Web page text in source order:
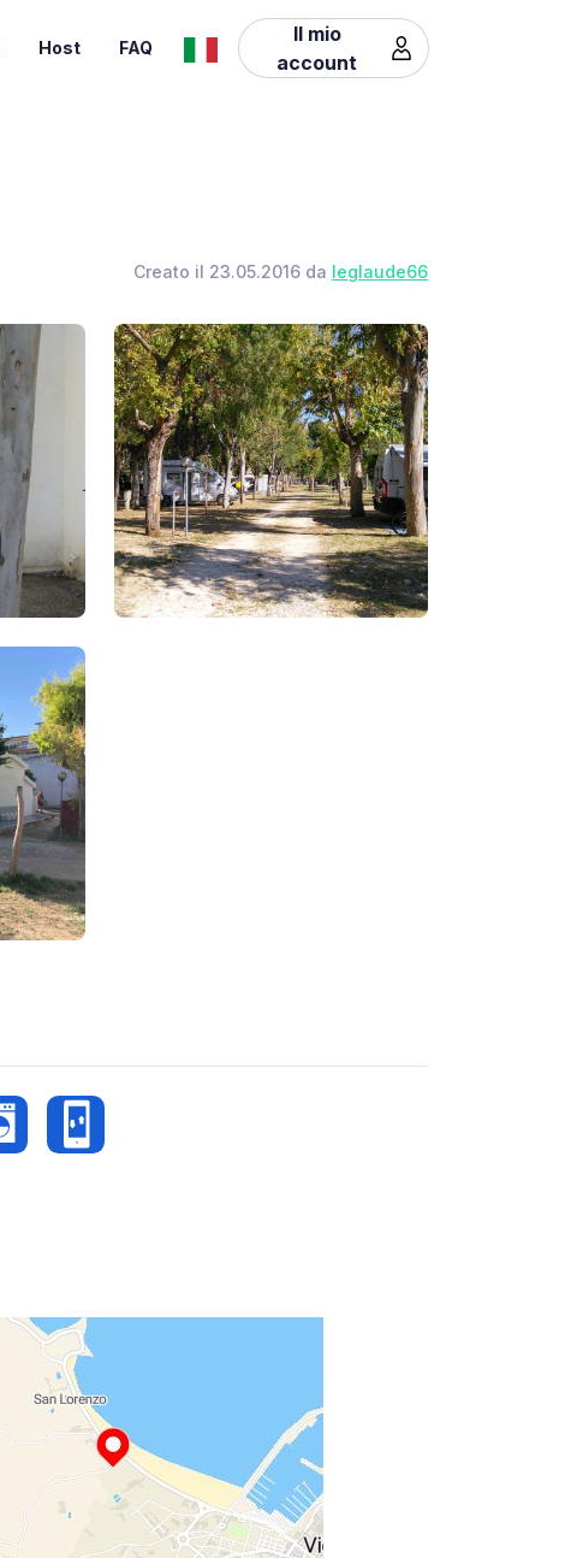
Host FAQ
Il mio
account
Creato il 23.05.2016 da leglaude66